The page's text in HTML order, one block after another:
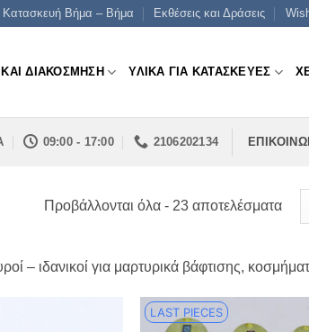
Κατασκευή Βήμα – Βήμα Εκθέσεις και Δράσεις
ΔΙΑΚΟΣΜΗΣΗ ΥΛΙΚΑ ΓΙΑ ΚΑΤΑΣΚΕΥΕΣ
09:00 - 17:00 2106202134
Προβάλλονται όλα - 23 αποτελέσματα
low
to
– ιδανικοί για μαρτυρικά βάφτισης,
LAST PIECES